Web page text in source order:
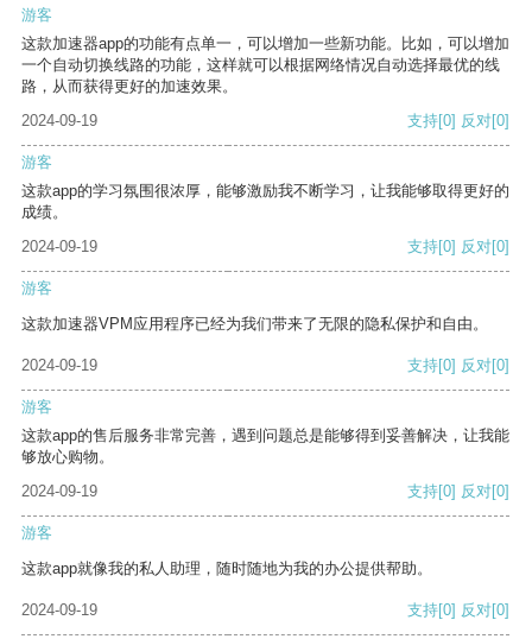
游客
这款加速器app的功能有点单一，可以增加一些新功能。比如，可以增加
一个自动切换线路的功能，这样就可以根据网络情况自动选择最优的线
路，从而获得更好的加速效果。
2024-09-19
支持[0] 反对[0]
游客
这款app的学习氛围很浓厚，能够激励我不断学习，让我能够取得更好的
成绩。
2024-09-19
支持[0] 反对[0]
游客
这款加速器VPM应用程序已经为我们带来了无限的隐私保护和自由。
2024-09-19 支持[0] 反对[0]
游客
这款app的售后服务非常完善，遇到问题总是能够得到妥善解决，让我能
够放心购物。
2024-09-19
支持[0] 反对[0]
游客
这款app就像我的私人助理，随时随地为我的办公提供帮助。
2024-09-19 支持[0] 反对[0]